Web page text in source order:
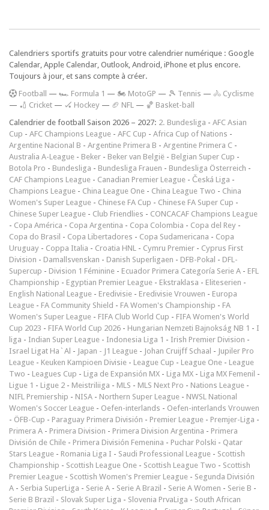
Calendriers sportifs gratuits pour votre calendrier numérique : Google
Calendar, Apple Calendar, Outlook, Android, iPhone et plus encore.
Toujours à jour, et sans compte à créer.
Football — 🏎️ Formula 1 — 🏍 MotoGP — 🎾 Tennis — 🚴 Cyclisme
— 🏏 Cricket — 🏑 Hockey — 🏈 NFL — 🏀 Basket-ball
Calendrier de football Saison 2026 – 2027: 2. Bundesliga - AFC Asian
Cup - AFC Champions League - AFC Cup - Africa Cup of Nations -
Argentine Nacional B - Argentine Primera B - Argentine Primera C -
Australia A-League - Beker - Beker van België - Belgian Super Cup -
Botola Pro - Bundesliga - Bundesliga Frauen - Bundesliga Österreich -
CAF Champions League - Canadian Premier League - Česká Liga -
Champions League - China League One - China League Two - China
Women's Super League - Chinese FA Cup - Chinese FA Super Cup -
Chinese Super League - Club Friendlies - CONCACAF Champions League
- Copa América - Copa Argentina - Copa Colombia - Copa del Rey -
Copa do Brasil - Copa Libertadores - Copa Sudamericana - Copa
Uruguay - Coppa Italia - Croatia HNL - Cymru Premier - Cyprus First
Division - Damallsvenskan - Danish Superligaen - DFB-Pokal - DFL-
Supercup - Division 1 Féminine - Ecuador Primera Categoría Serie A - EFL
Championship - Egyptian Premier League - Ekstraklasa - Eliteserien -
English National League - Eredivisie - Eredivisie Vrouwen - Europa
League - FA Community Shield - FA Women's Championship - FA
Women's Super League - FIFA Club World Cup - FIFA Women's World
Cup 2023 - FIFA World Cup 2026 - Hungarian Nemzeti Bajnokság NB 1 - I
liga - Indian Super League - Indonesia Liga 1 - Irish Premier Division -
Israel Ligat Ha`Al - Japan - J1 League - Johan Cruijff Schaal - Jupiler Pro
League - Keuken Kampioen Divisie - League Cup - League One - League
Two - Leagues Cup - Liga de Expansión MX - Liga MX - Liga MX Femenil -
Ligue 1 - Ligue 2 - Meistriliiga - MLS - MLS Next Pro - Nations League -
NIFL Premiership - NISA - Northern Super League - NWSL National
Women's Soccer League - Oefen-interlands - Oefen-interlands Vrouwen
- ÖFB-Cup - Paraguay Primera División - Premier League - Premjer-Liga -
Primera A - Primera Division - Primera Division Argentina - Primera
División de Chile - Primera División Femenina - Puchar Polski - Qatar
Stars League - Romania Liga I - Saudi Professional League - Scottish
Championship - Scottish League One - Scottish League Two - Scottish
Premier League - Scottish Women's Premier League - Segunda División
A - Serbia SuperLiga - Serie A - Serie A Brazil - Serie A Women - Serie B -
Serie B Brazil - Slovak Super Liga - Slovenia PrvaLiga - South African